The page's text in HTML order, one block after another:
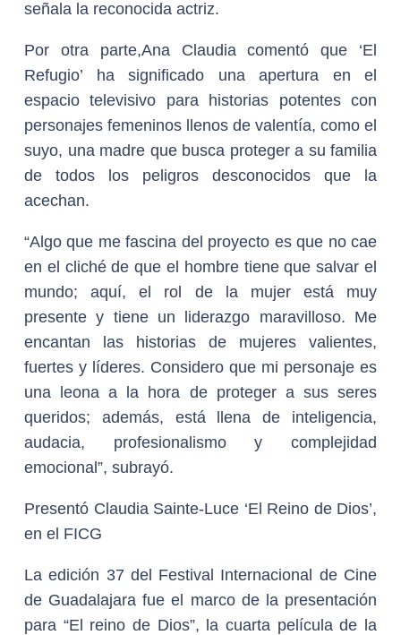
señala la reconocida actriz.
Por otra parte,Ana Claudia comentó que ‘El
Refugio’ ha significado una apertura en el
espacio televisivo para historias potentes con
personajes femeninos llenos de valentía, como el
suyo, una madre que busca proteger a su familia
de todos los peligros desconocidos que la
acechan.
“Algo que me fascina del proyecto es que no cae
en el cliché de que el hombre tiene que salvar el
mundo; aquí, el rol de la mujer está muy
presente y tiene un liderazgo maravilloso. Me
encantan las historias de mujeres valientes,
fuertes y líderes. Considero que mi personaje es
una leona a la hora de proteger a sus seres
queridos; además, está llena de inteligencia,
audacia, profesionalismo y complejidad
emocional”, subrayó.
Presentó Claudia Sainte-Luce ‘El Reino de Dios’,
en el FICG
La edición 37 del Festival Internacional de Cine
de Guadalajara fue el marco de la presentación
para “El reino de Dios”, la cuarta película de la